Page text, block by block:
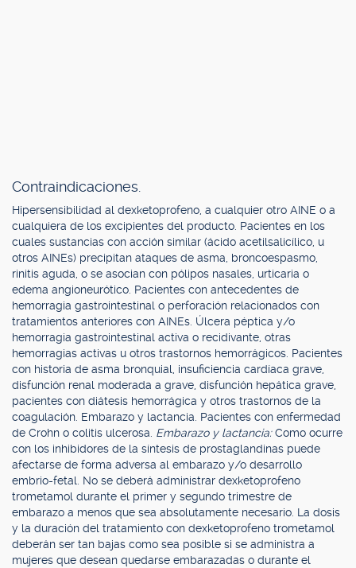
Contraindicaciones.
Hipersensibilidad al dexketoprofeno, a cualquier otro AINE o a
cualquiera de los excipientes del producto. Pacientes en los
cuales sustancias con acción similar (ácido acetilsalicílico, u
otros AINEs) precipitan ataques de asma, broncoespasmo,
rinitis aguda, o se asocian con pólipos nasales, urticaria o
edema angioneurótico. Pacientes con antecedentes de
hemorragia gastrointestinal o perforación relacionados con
tratamientos anteriores con AINEs. Úlcera péptica y/o
hemorragia gastrointestinal activa o recidivante, otras
hemorragias activas u otros trastornos hemorrágicos. Pacientes
con historia de asma bronquial, insuficiencia cardíaca grave,
disfunción renal moderada a grave, disfunción hepática grave,
pacientes con diátesis hemorrágica y otros trastornos de la
coagulación. Embarazo y lactancia. Pacientes con enfermedad
de Crohn o colitis ulcerosa. Embarazo y lactancia:Como ocurre
con los inhibidores de la síntesis de prostaglandinas puede
afectarse de forma adversa al embarazo y/o desarrollo
embrio-fetal. No se deberá administrar dexketoprofeno
trometamol durante el primer y segundo trimestre de
embarazo a menos que sea absolutamente necesario. La dosis
y la duración del tratamiento con dexketoprofeno trometamol
deberán ser tan bajas como sea posible si se administra a
mujeres que desean quedarse embarazadas o durante el